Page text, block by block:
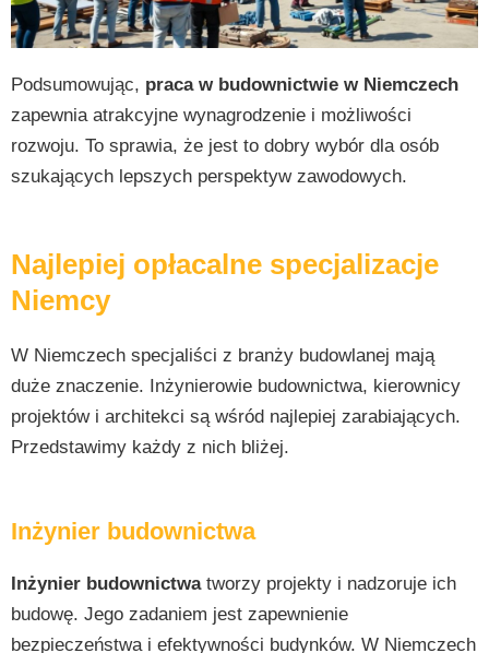
Podsumowując, praca w budownictwie w Niemczech
zapewnia atrakcyjne wynagrodzenie i możliwości
rozwoju. To sprawia, że jest to dobry wybór dla osób
szukających lepszych perspektyw zawodowych.
Najlepiej opłacalne specjalizacje
Niemcy
W Niemczech specjaliści z branży budowlanej mają
duże znaczenie. Inżynierowie budownictwa, kierownicy
projektów i architekci są wśród najlepiej zarabiających.
Przedstawimy każdy z nich bliżej.
Inżynier budownictwa
Inżynier budownictwatworzy projekty i nadzoruje ich
budowę. Jego zadaniem jest zapewnienie
bezpieczeństwa i efektywności budynków. W Niemczech